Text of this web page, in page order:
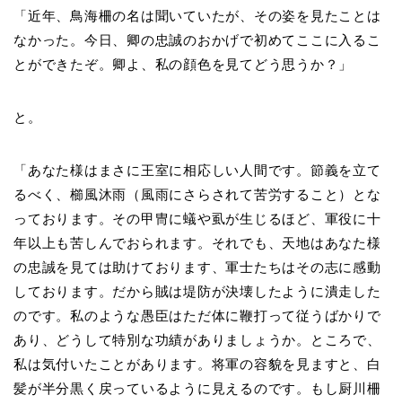
「近年、鳥海柵の名は聞いていたが、その姿を見たことは
なかった。今日、卿の忠誠のおかげで初めてここに入るこ
とができたぞ。卿よ、私の顔色を見てどう思うか？」
と。
「あなた様はまさに王室に相応しい人間です。節義を立て
るべく、櫛風沐雨（風雨にさらされて苦労すること）とな
っております。その甲冑に蟻や虱が生じるほど、軍役に十
年以上も苦しんでおられます。それでも、天地はあなた様
の忠誠を見ては助けております、軍士たちはその志に感動
しております。だから賊は堤防が決壊したように潰走した
のです。私のような愚臣はただ体に鞭打って従うばかりで
あり、どうして特別な功績がありましょうか。ところで、
私は気付いたことがあります。将軍の容貌を見ますと、白
髪が半分黒く戻っているように見えるのです。もし厨川柵